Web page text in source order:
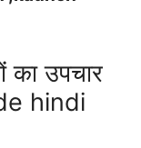
का उपचार
hindi